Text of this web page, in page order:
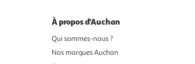
À propos d'Auchan
Qui sommes-nous ?
Nos marques Auchan